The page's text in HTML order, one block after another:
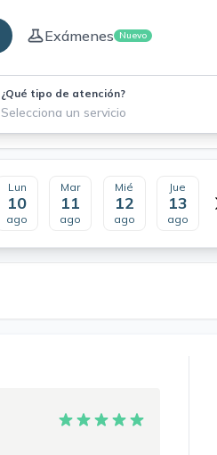
Exámenes Nuevo
¿Qué tipo de atención?
Selecciona un servicio
Lun
10
ago
Mar
11
ago
Mié
12
ago
Jue
13
ago